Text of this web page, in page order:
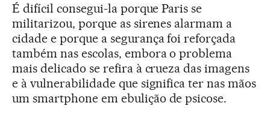
É difícil consegui-la porque Paris se
militarizou, porque as sirenes alarmam a
cidade e porque a segurança foi reforçada
também nas escolas, embora o problema
mais delicado se refira à crueza das imagens
e à vulnerabilidade que significa ter nas mãos
um smartphone em ebulição de psicose.